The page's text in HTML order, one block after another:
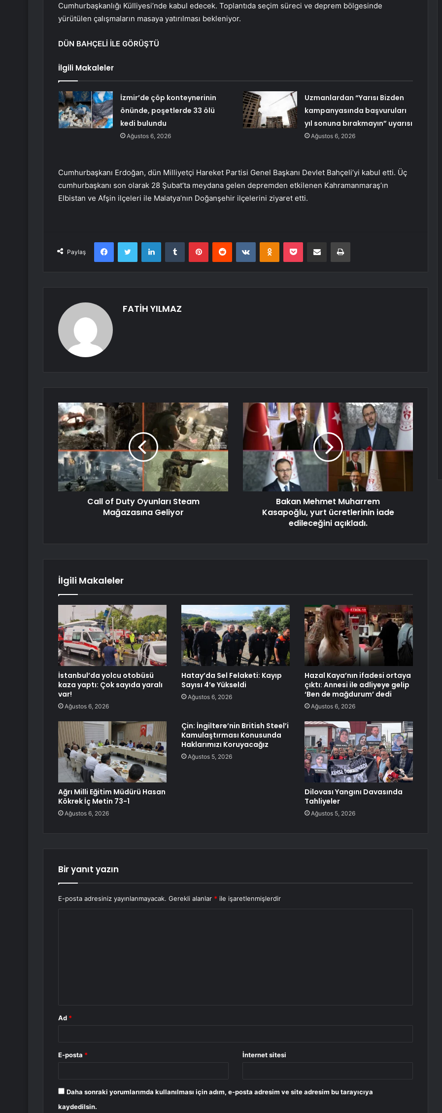
Cumhurbaşkanlığı Külliyesi’nde kabul edecek. Toplantıda seçim süreci ve deprem bölgesinde
yürütülen çalışmaların masaya yatırılması bekleniyor.
DÜN BAHÇELİ İLE GÖRÜŞTÜ
İlgili Makaleler
İzmir’de çöp konteynerinin
önünde, poşetlerde 33 ölü
kedi bulundu
Ağustos 6, 2026
Uzmanlardan “Yarısı Bizden
kampanyasında başvuruları
yıl sonuna bırakmayın” uyarısı
Ağustos 6, 2026
Cumhurbaşkanı Erdoğan, dün Milliyetçi Hareket Partisi Genel Başkanı Devlet Bahçeli’yi kabul etti. Üç
cumhurbaşkanı son olarak 28 Şubat’ta meydana gelen depremden etkilenen Kahramanmaraş’ın
Elbistan ve Afşin ilçeleri ile Malatya’nın Doğanşehir ilçelerini ziyaret etti.
Paylaş
FacebookTwitter LinkedInTumblr PinterestReddit VKontakteOdnoklassniki
Pocket E-Posta ile paylaş Yazdır
FATİH YILMAZ
Call of Duty Oyunları Steam
Mağazasına Geliyor
Bakan Mehmet Muharrem
Kasapoğlu, yurt ücretlerinin iade
edileceğini açıkladı.
İlgili Makaleler
İstanbul’da yolcu otobüsü
kaza yaptı: Çok sayıda yaralı
var!
Ağustos 6, 2026
Hatay’da Sel Felaketi: Kayıp
Sayısı 4’e Yükseldi
Ağustos 6, 2026
Hazal Kaya’nın ifadesi ortaya
çıktı: Annesi ile adliyeye gelip
‘Ben de mağdurum’ dedi
Ağustos 6, 2026
Ağrı Milli Eğitim Müdürü Hasan
Kökrek İç Metin 73-1
Ağustos 6, 2026
Çin: İngiltere’nin British Steel’i
Kamulaştırması Konusunda
Haklarımızı Koruyacağız
Ağustos 5, 2026
Dilovası Yangını Davasında
Tahliyeler
Ağustos 5, 2026
Bir yanıt yazın
E-posta adresiniz yayınlanmayacak. Gerekli alanlar * ile işaretlenmişlerdir
Ad *
E-posta * İnternet sitesi
Daha sonraki yorumlarımda kullanılması için adım, e-posta adresim ve site adresim bu tarayıcıya
kaydedilsin.